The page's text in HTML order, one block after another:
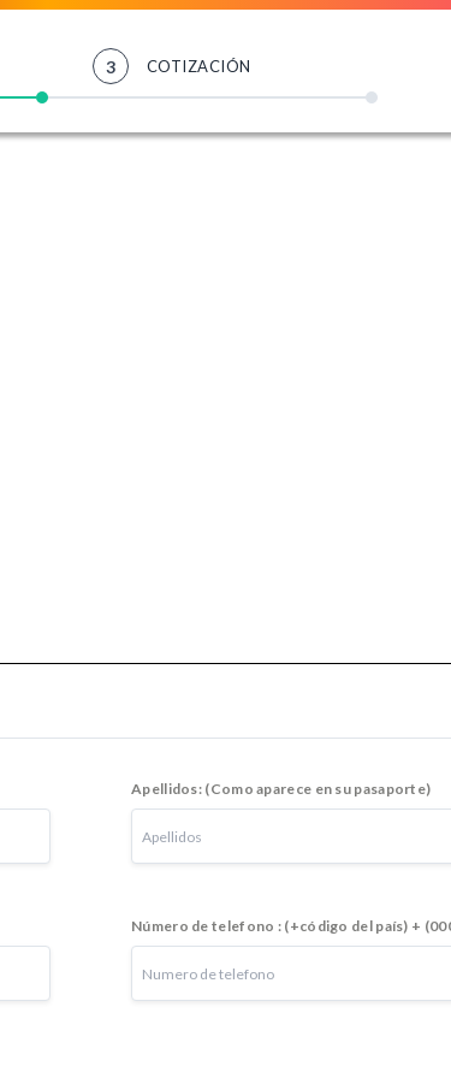
3 COTIZACIÓN
Apellidos: (Como aparece en su pasaporte)
Número de telefono : (+código del país) +